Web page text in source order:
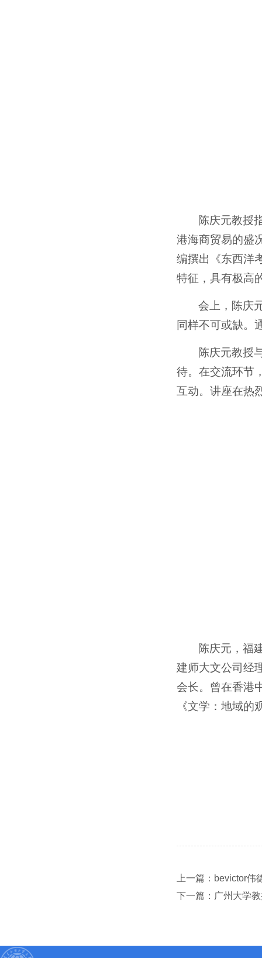
陈庆元教授
港海商贸易的盛
编撰出《东西洋
特征，具有极高
会上，陈庆
同样不可或缺。
陈庆元教授
待。在交流环节
互动。讲座在热
陈庆元，福
建师大文公司经
会长。曾在香港
《文学：地域
上一篇：bevictor
下一篇：广州大学